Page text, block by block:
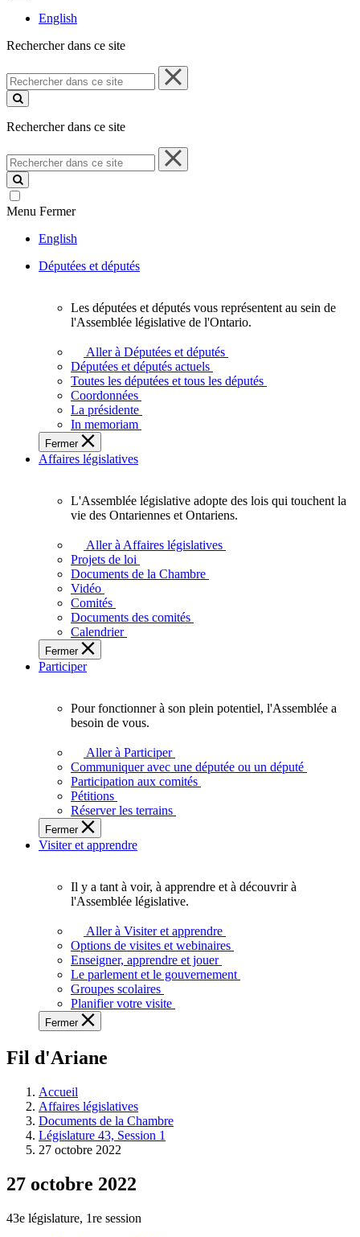
English
Rechercher dans ce site
Rechercher
dans
ce
Rechercher dans ce site
Rechercher
dans
ce
site
Menu Fermer
English
Députées et députés
députés
vous
représentent
sein
de
l'Assemblée
législative
l'Ontario.
Les députées et députés vous représentent au sein de
l'Assemblée législative de l'Ontario.
Aller à Députées et députés
Députées et députés actuels
Toutes les députées et tous les députés
Coordonnées
La présidente
In memoriam
Fermer
Affaires législatives
L'Assemblée
adopte
touchent
des
Ontariennes
et
L'Assemblée législative adopte des lois qui touchent la
vie des Ontariennes et Ontariens.
Aller à Affaires législatives
Projets de loi
Documents de la Chambre
Vidéo
Comités
Documents des comités
Calendrier
Fermer
Participer
plein
potentiel,
l'Assemblée
a
besoin
de
Pour fonctionner à son plein potentiel, l'Assemblée a
besoin de vous.
Aller à Participer
Communiquer avec une députée ou un député
Participation aux comités
Pétitions
Réserver les terrains
Fermer
Visiter et apprendre
voir,
apprendre
et
à
à
législative.
Il y a tant à voir, à apprendre et à découvrir à
l'Assemblée législative.
Aller à Visiter et apprendre
Options de visites et webinaires
Enseigner, apprendre et jouer
Le parlement et le gouvernement
Groupes scolaires
Planifier votre visite
Fermer
Fil d'Ariane
Accueil
Affaires législatives
Documents de la Chambre
Législature 43, Session 1
27 octobre 2022
27 octobre 2022
43e législature, 1re session